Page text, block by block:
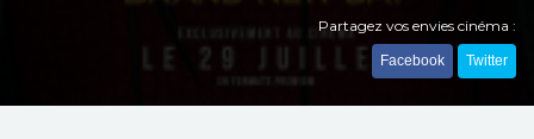
Partagez vos envies cinéma :
Facebook Twitter